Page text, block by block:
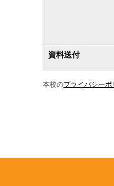
資料送付
本校のプライバシーポ